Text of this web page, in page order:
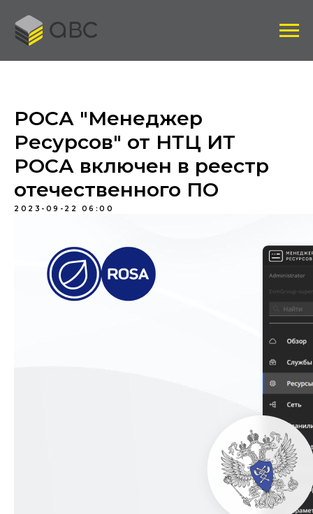
РОСА "Менеджер
Ресурсов" от НТЦ ИТ
РОСА включен в реестр
отечественного ПО
2023-09-22 06:00